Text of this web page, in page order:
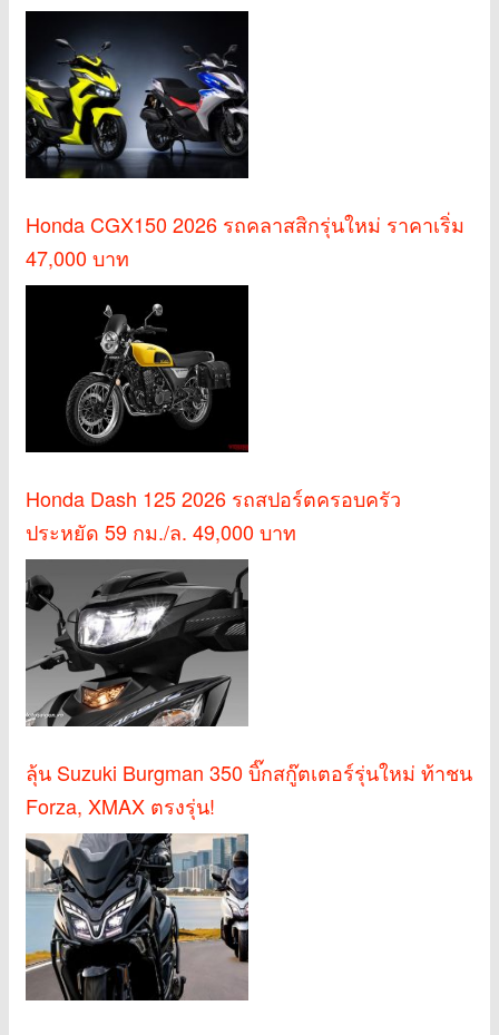
Honda CGX150 2026 รถคลาสสิกรุ่นใหม่ ราคาเริ่ม
47,000 บาท
Honda Dash 125 2026 รถสปอร์ตครอบครัว
ประหยัด 59 กม./ล. 49,000 บาท
ลุ้น Suzuki Burgman 350 บิ๊กสกู๊ตเตอร์รุ่นใหม่ ท้าชน
Forza, XMAX ตรงรุ่น!